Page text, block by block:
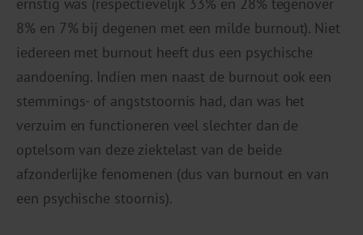
8% en 7% bij degenen met een milde burnout). Niet
iedereen met burnout heeft dus een psychische
aandoening. Indien men naast de burnout ook een
stemmings- of angststoornis had, dan was het
verzuim en functioneren veel slechter dan de
optelsom van deze ziektelast van de beide
afzonderlijke fenomenen (dus van burnout en van
een psychische stoornis).